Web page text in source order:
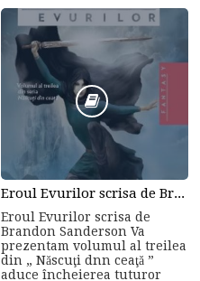
Eroul Evurilor scrisa de Brandon Sanderson (Volumul 3)
Eroul Evurilor scrisa de
Brandon Sanderson Va
prezentam volumul al treilea
din „ Născuţi dnn ceaţă ”
aduce încheierea tuturor